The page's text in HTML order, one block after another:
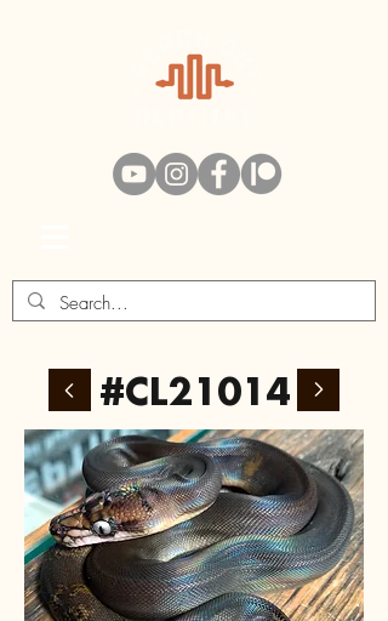
#CL21014